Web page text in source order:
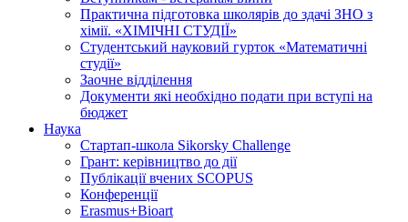
Практична підготовка школярів до здачі ЗНО з
хімії. «ХІМІЧНІ СТУДІЇ»
Студентський науковий гурток «Математичні
студії»
Заочне відділення
Документи які необхідно подати при вступі на
бюджет
Наука
Стартап-школа Sikorsky Challenge
Грант: керівництво до дії
Публікації вчених SCOPUS
Конференції
Erasmus+Bioart